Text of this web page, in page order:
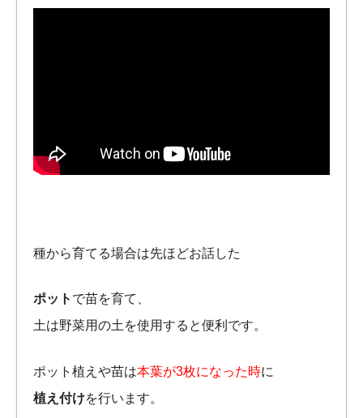
種から育てる場合は先ほどお話した
ポット で苗を育て、
土は野菜用の土を使用すると便利です。
ポット植えや苗は本葉が3枚になった時に
植え付けを行います。